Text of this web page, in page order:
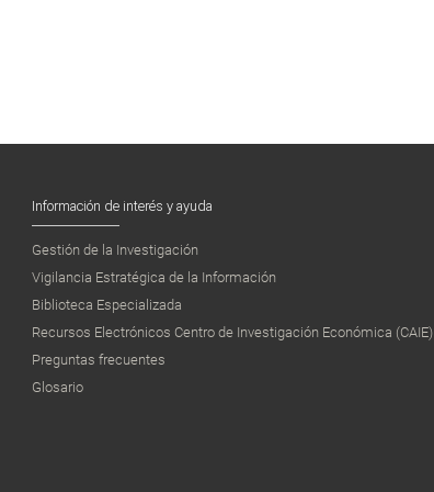
Información de interés y ayuda
Gestión de la Investigación
Vigilancia Estratégica de la Información
Biblioteca Especializada
Recursos Electrónicos Centro de Investigación Económica (CAIE)
Preguntas frecuentes
Glosario